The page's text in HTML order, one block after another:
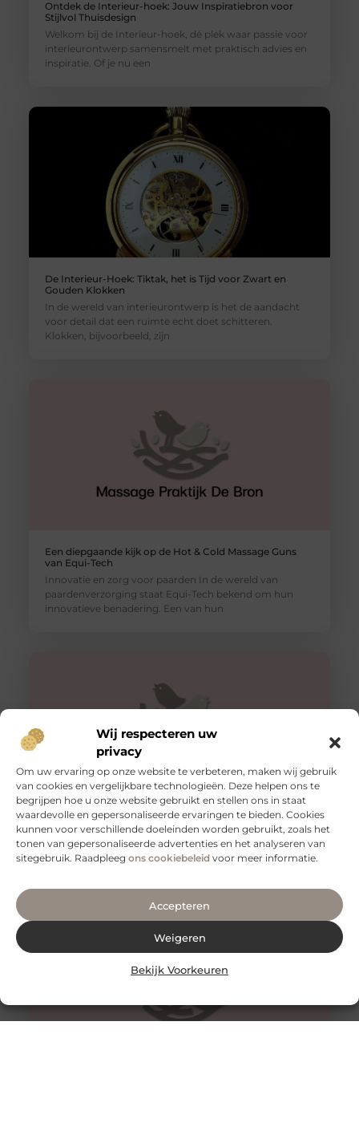
Wij respecteren uw
privacy
Om uw ervaring op onze website te verbeteren, maken wij gebruik
van cookies en vergelijkbare technologieën. Deze helpen ons te
begrijpen hoe u onze website gebruikt en stellen ons in staat
waardevolle en gepersonaliseerde ervaringen te bieden. Cookies
kunnen voor verschillende doeleinden worden gebruikt, zoals het
tonen van gepersonaliseerde advertenties en het analyseren van
sitegebruik. Raadpleeg ons cookiebeleid voor meer informatie.
Accepteren
Weigeren
Bekijk Voorkeuren
Ontdek de Interieur-hoek: Jouw Inspiratiebron voor
Stijlvol Thuisdesign
Welkom bij de Interieur-hoek, dé plek waar passie voor
interieurontwerp samensmelt met praktisch advies en
inspiratie. Of je nu een
De Interieur-Hoek: Tiktak, het is Tijd voor Zwart en
Gouden Klokken
In de wereld van interieurontwerp is het de aandacht
voor detail dat een ruimte echt doet schitteren.
Klokken, bijvoorbeeld, zijn
Een diepgaande kijk op de Hot & Cold Massage Guns
van Equi-Tech
Innovatie en zorg voor paarden In de wereld van
paardenverzorging staat Equi-Tech bekend om hun
innovatieve benadering. Een van hun
Wat kan een loodgietersbedrijf voor u doen als uw riool
verstopt is?
Wat kan een loodgietersbedrijf voor u doen als uw riool
verstopt is? Een verstopte afvoer kan snel een ramp